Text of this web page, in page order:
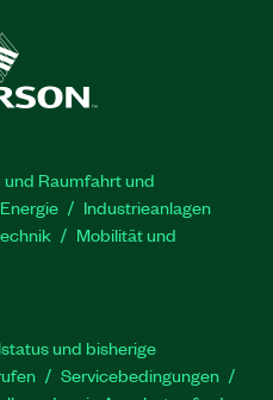
Raumfahrt und
Energie
Industrieanlagen
Mobilität und
und bisherige
Servicebedingungen